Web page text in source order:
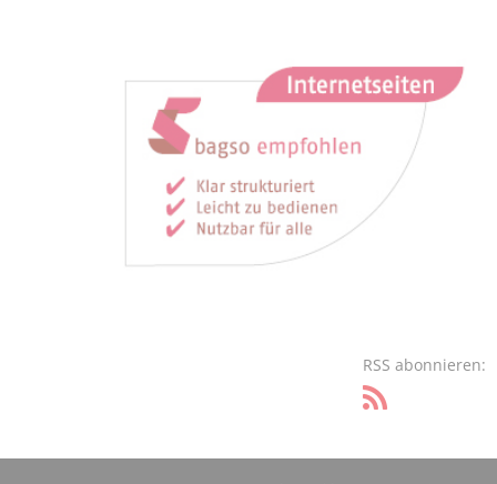
RSS abonnieren: